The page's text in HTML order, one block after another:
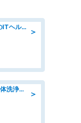
＞
ヘルプデスク/外資系保険業界でのITヘルプデスク業務/駅近/即日勤務可/ヘルプデスク
＞
電子製造/製造スタッフ 日勤/半導体洗浄装置の組立/未経験可